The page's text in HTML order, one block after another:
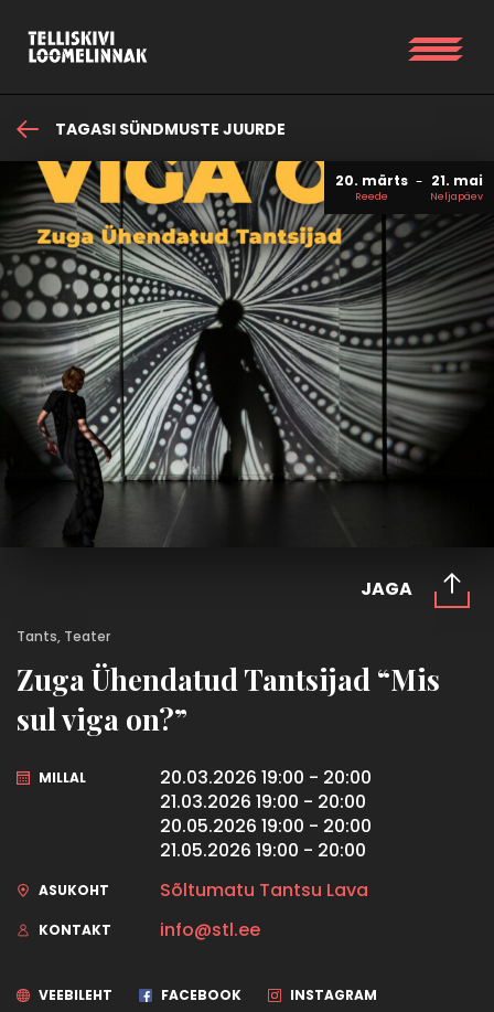
TAGASI SÜNDMUSTE JUURDE
20. märts
Reede
21. mai
Neljapäev
Tants, Teater
Zuga Ühendatud Tantsijad “Mis
sul viga on?”
MILLAL
20.03.2026 19:00 - 20:00
21.03.2026 19:00 - 20:00
20.05.2026 19:00 - 20:00
21.05.2026 19:00 - 20:00
ASUKOHT Sõltumatu Tantsu Lava
KONTAKT info@stl.ee
VEEBILEHT FACEBOOK INSTAGRAM
JAGA